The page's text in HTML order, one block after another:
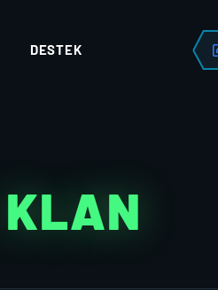
DESTEK
KLAN